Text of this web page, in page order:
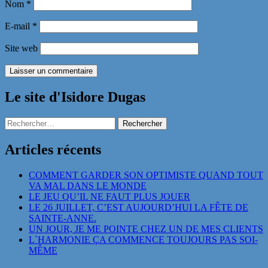
Nom *
E-mail *
Site web
Le site d'Isidore Dugas
Rechercher :
Articles récents
COMMENT GARDER SON OPTIMISTE QUAND TOUT
VA MAL DANS LE MONDE
LE JEU QU’IL NE FAUT PLUS JOUER
LE 26 JUILLET, C’EST AUJOURD’HUI LA FÊTE DE
SAINTE-ANNE.
UN JOUR, JE ME POINTE CHEZ UN DE MES CLIENTS
L`HARMONIE ÇA COMMENCE TOUJOURS PAS SOI-
MÊME